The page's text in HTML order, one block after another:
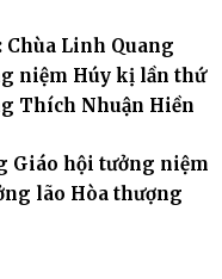
Linh Quang
niệm Húy kị lần thứ
Thích Nhuận Hiền
Giáo hội tưởng niệm
lão Hòa thượng